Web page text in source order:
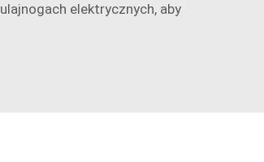
elektrycznych, aby